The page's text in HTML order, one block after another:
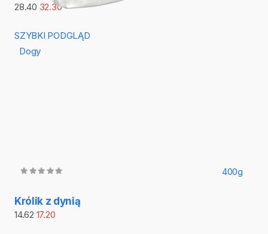
28.40 32.30
SZYBKI PODGLĄD
Dogy
400g
Królik z dynią
14.62 17.20